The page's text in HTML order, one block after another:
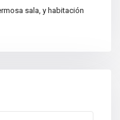
sala, y habitación